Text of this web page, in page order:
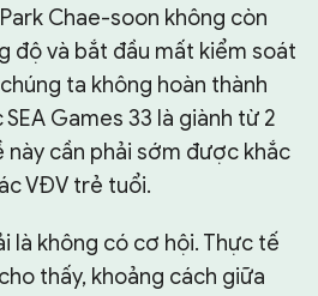
Chae-soon không còn
độ và bắt đầu mất kiểm soát
ta không hoàn thành
Games 33 là giành từ 2
này cần phải sớm được khắc
VĐV trẻ tuổi.
là không có cơ hội. Thực tế
thấy, khoảng cách giữa